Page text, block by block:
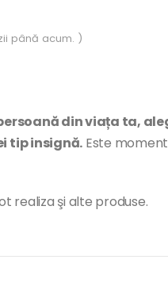
până acum. )
din viața ta,
tip insignă. Este
realiza şi alte produse.